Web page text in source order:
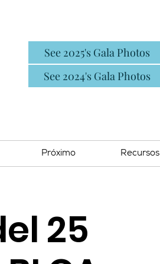
See 2025's Gala Photos
See 2024's Gala Photos
Próximo Recursos
25